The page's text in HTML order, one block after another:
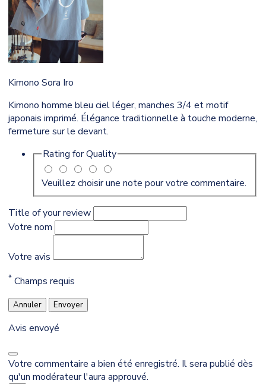
Kimono Sora Iro
Kimono homme bleu ciel léger, manches 3/4 et motif
japonais imprimé. Élégance traditionnelle à touche moderne,
fermeture sur le devant.
Rating forQuality
Veuillez choisir une note pour votre commentaire.
Title of your review
Votre nom
Votre avis
* Champs requis
Annuler Envoyer
Avis envoyé
Votre commentaire a bien été enregistré. Il sera publié dès
qu'un modérateur l'aura approuvé.